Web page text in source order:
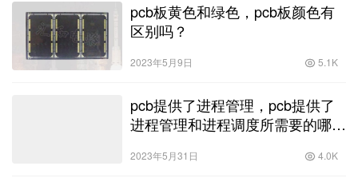
pcb板黄色和绿色，pcb板颜色有
区别吗？
2023年5月9日 5.1K
pcb提供了进程管理，pcb提供了
进程管理和进程调度所需要的哪些
2023年5月31日 4.0K